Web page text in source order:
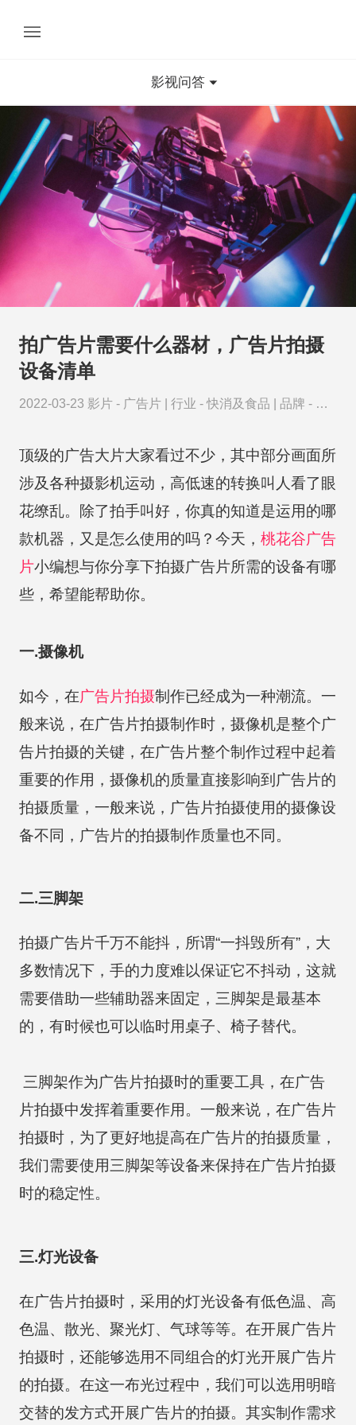
影视问答
拍广告片需要什么器材，广告片拍摄
设备清单
2022-03-23 影片 - 广告片 行业 -快消及食品 品牌 - 立
顶级的广告大片大家看过不少，其中部分画面所
涉及各种摄影机运动，高低速的转换叫人看了眼
花缭乱。除了拍手叫好，你真的知道是运用的哪
款机器，又是怎么使用的吗？今天， 桃花谷广告
片小编想与你分享下拍摄广告片所需的设备有哪
些，希望能帮助你。
一.摄像机
如今，在广告片拍摄制作已经成为一种潮流。一
般来说，在广告片拍摄制作时，摄像机是整个广
告片拍摄的关键，在广告片整个制作过程中起着
重要的作用，摄像机的质量直接影响到广告片的
拍摄质量，一般来说，广告片拍摄使用的摄像设
备不同，广告片的拍摄制作质量也不同。
二.三脚架
拍摄广告片千万不能抖，所谓“一抖毁所有”，大
多数情况下，手的力度难以保证它不抖动，这就
需要借助一些辅助器来固定，三脚架是最基本
的，有时候也可以临时用桌子、椅子替代。
三脚架作为广告片拍摄时的重要工具，在广告
片拍摄中发挥着重要作用。一般来说，在广告片
拍摄时，为了更好地提高在广告片的拍摄质量，
我们需要使用三脚架等设备来保持在广告片拍摄
时的稳定性。
三.灯光设备
在广告片拍摄时，采用的灯光设备有低色温、高
色温、散光、聚光灯、气球等等。在开展广告片
拍摄时，还能够选用不同组合的灯光开展广告片
的拍摄。在这一布光过程中，我们可以选用明暗
交替的发方式开展广告片的拍摄。其实制作需求